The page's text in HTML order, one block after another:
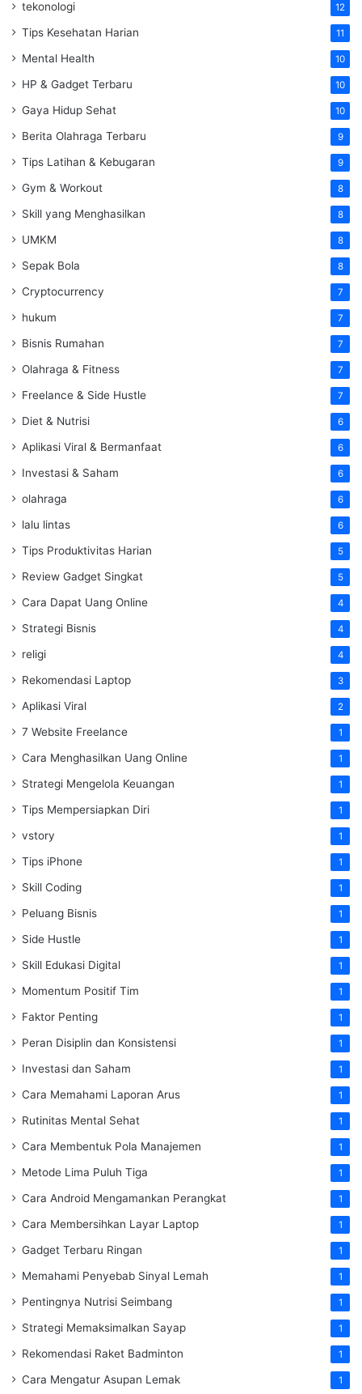
tekonologi 12
Tips Kesehatan Harian 11
Mental Health 10
HP & Gadget Terbaru 10
Gaya Hidup Sehat 10
Berita Olahraga Terbaru 9
Tips Latihan & Kebugaran 9
Gym & Workout 8
Skill yang Menghasilkan 8
UMKM 8
Sepak Bola 8
Cryptocurrency 7
hukum 7
Bisnis Rumahan 7
Olahraga & Fitness 7
Freelance & Side Hustle 7
Diet & Nutrisi 6
Aplikasi Viral & Bermanfaat 6
Investasi & Saham 6
olahraga 6
lalu lintas 6
Tips Produktivitas Harian 5
Review Gadget Singkat 5
Cara Dapat Uang Online 4
Strategi Bisnis 4
religi 4
Rekomendasi Laptop 3
Aplikasi Viral 2
7 Website Freelance 1
Cara Menghasilkan Uang Online 1
Strategi Mengelola Keuangan 1
Tips Mempersiapkan Diri 1
vstory 1
Tips iPhone 1
Skill Coding 1
Peluang Bisnis 1
Side Hustle 1
Skill Edukasi Digital 1
Momentum Positif Tim 1
Faktor Penting 1
Peran Disiplin dan Konsistensi 1
Investasi dan Saham 1
Cara Memahami Laporan Arus 1
Rutinitas Mental Sehat 1
Cara Membentuk Pola Manajemen 1
Metode Lima Puluh Tiga 1
Cara Android Mengamankan Perangkat 1
Cara Membersihkan Layar Laptop 1
Gadget Terbaru Ringan 1
Memahami Penyebab Sinyal Lemah 1
Pentingnya Nutrisi Seimbang 1
Strategi Memaksimalkan Sayap 1
Rekomendasi Raket Badminton 1
Cara Mengatur Asupan Lemak 1